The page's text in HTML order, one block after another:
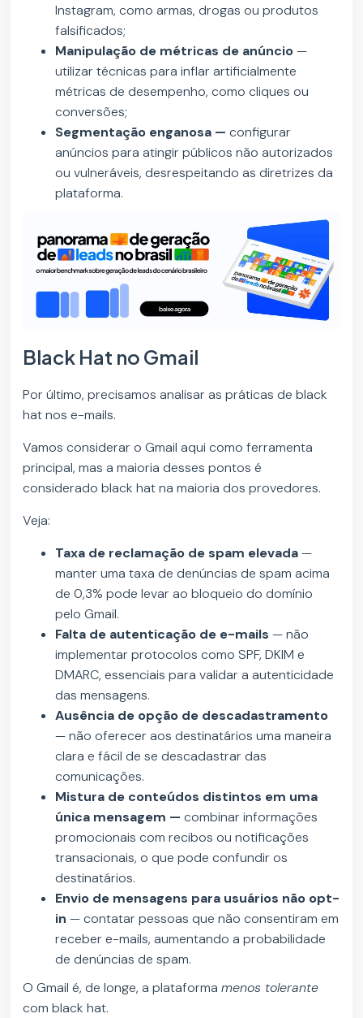
Instagram, como armas, drogas ou produtos
falsificados;
Manipulação de métricas de anúncio—
utilizar técnicas para inflar artificialmente
métricas de desempenho, como cliques ou
conversões;
Segmentação enganosa — configurar
anúncios para atingir públicos não autorizados
ou vulneráveis, desrespeitando as diretrizes da
plataforma.
Black Hat no Gmail
Por último, precisamos analisar as práticas de black
hat nos e-mails.
Vamos considerar o Gmail aqui como ferramenta
principal, mas a maioria desses pontos é
considerado black hat na maioria dos provedores.
Veja:
Taxa de reclamação de spam elevada—
manter uma taxa de denúncias de spam acima
de 0,3% pode levar ao bloqueio do domínio
pelo Gmail.
Falta de autenticação de e-mails— não
implementar protocolos como SPF, DKIM e
DMARC, essenciais para validar a autenticidade
das mensagens.
Ausência de opção de descadastramento
— não oferecer aos destinatários uma maneira
clara e fácil de se descadastrar das
comunicações.
Mistura de conteúdos distintos em uma
única mensagem —combinar informações
promocionais com recibos ou notificações
transacionais, o que pode confundir os
destinatários.
Envio de mensagens para usuários não opt-
in— contatar pessoas que não consentiram em
receber e-mails, aumentando a probabilidade
de denúncias de spam.
O Gmail é, de longe, a plataformamenos tolerante
com black hat.